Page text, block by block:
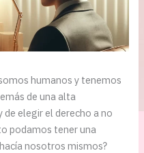
humanos y tenemos
de una alta
elegir el derecho a no
podamos tener una
nosotros mismos?